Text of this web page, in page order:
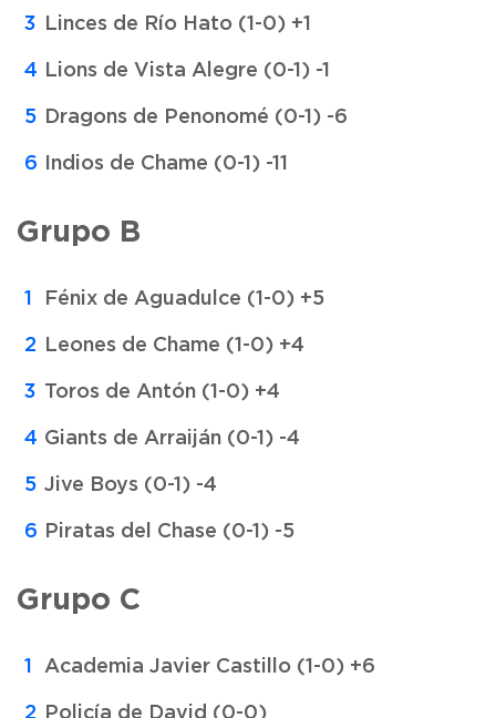
Linces de Río Hato (1-0) +1
Lions de Vista Alegre (0-1) -1
Dragons de Penonomé (0-1) -6
Indios de Chame (0-1) -11
Grupo B
Fénix de Aguadulce (1-0) +5
Leones de Chame (1-0) +4
Toros de Antón (1-0) +4
Giants de Arraiján (0-1) -4
Jive Boys (0-1) -4
Piratas del Chase (0-1) -5
Grupo C
Academia Javier Castillo (1-0) +6
Policía de David (0-0)